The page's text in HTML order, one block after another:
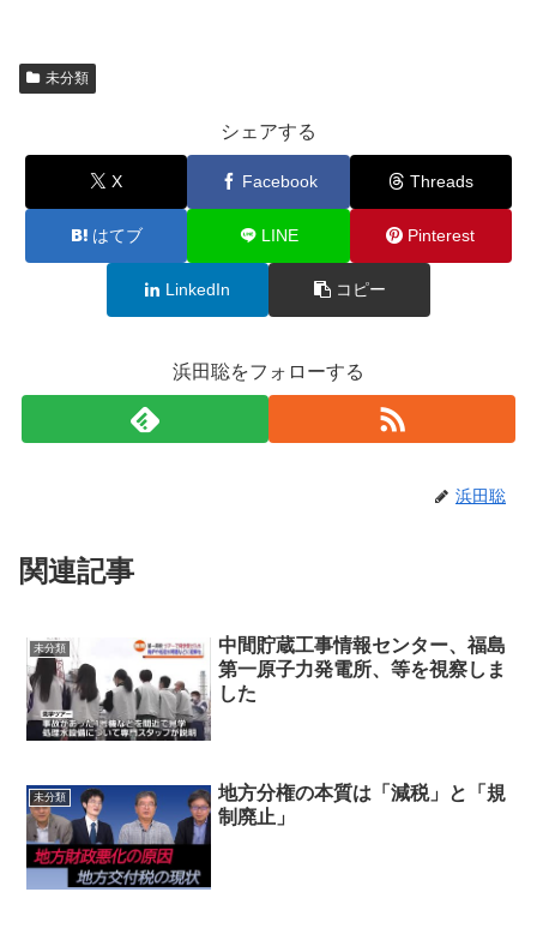
未分類
シェアする
X Facebook Threads
はてブ LINE Pinterest
LinkedIn コピー
浜田聡をフォローする
浜田聡
関連記事
未分類
中間貯蔵工事情報センター、福島
第一原子力発電所、等を視察しま
した
未分類
地方分権の本質は「減税」と「規
制廃止」